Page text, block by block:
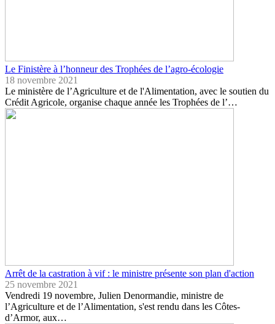
Le Finistère à l’honneur des Trophées de l’agro-écologie
18 novembre 2021
Le ministère de l’Agriculture et de l'Alimentation, avec le soutien du
Crédit Agricole, organise chaque année les Trophées de l’…
Arrêt de la castration à vif : le ministre présente son plan d'action
25 novembre 2021
Vendredi 19 novembre, Julien Denormandie, ministre de
l’Agriculture et de l’Alimentation, s'est rendu dans les Côtes-
d’Armor, aux…